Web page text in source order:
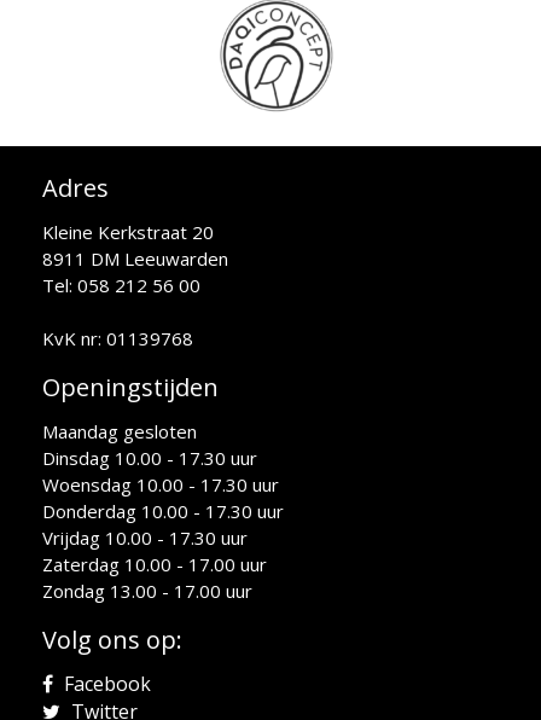
Adres
Kleine Kerkstraat 20
8911 DM Leeuwarden
Tel: 058 212 56 00
KvK nr: 01139768
Openingstijden
Maandag gesloten
Dinsdag 10.00 - 17.30 uur
Woensdag 10.00 - 17.30 uur
Donderdag 10.00 - 17.30 uur
Vrijdag 10.00 - 17.30 uur
Zaterdag 10.00 - 17.00 uur
Zondag 13.00 - 17.00 uur
Volg ons op:
Facebook
Twitter